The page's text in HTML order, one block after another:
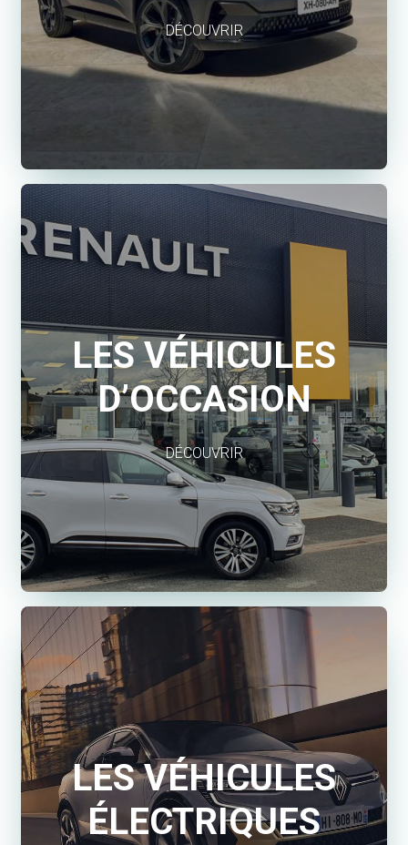
DÉCOUVRIR
LES VÉHICULES
D’OCCASION
DÉCOUVRIR
LES VÉHICULES
ÉLECTRIQUES